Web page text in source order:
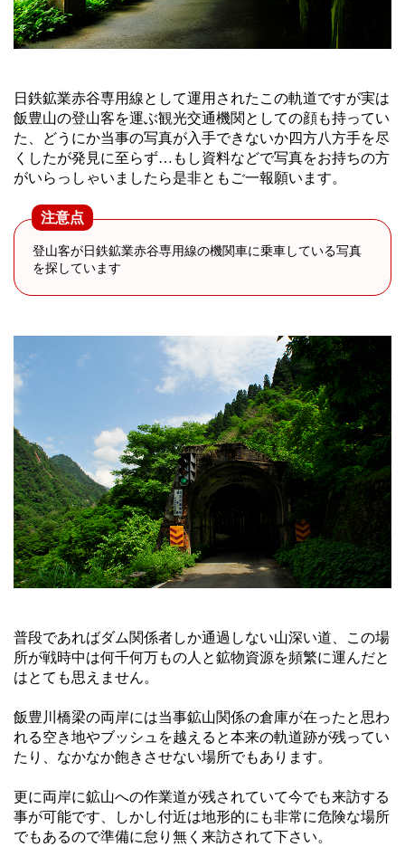
日鉄鉱業赤谷専用線として運用されたこの軌道ですが実は
飯豊山の登山客を運ぶ観光交通機関としての顔も持ってい
た、どうにか当事の写真が入手できないか四方八方手を尽
くしたが発見に至らず…もし資料などで写真をお持ちの方
がいらっしゃいましたら是非ともご一報願います。
注意点
登山客が日鉄鉱業赤谷専用線の機関車に乗車している写真
を探しています
普段であればダム関係者しか通過しない山深い道、この場
所が戦時中は何千何万もの人と鉱物資源を頻繁に運んだと
はとても思えません。
飯豊川橋梁の両岸には当事鉱山関係の倉庫が在ったと思わ
れる空き地やブッシュを越えると本来の軌道跡が残ってい
たり、なかなか飽きさせない場所でもあります。
更に両岸に鉱山への作業道が残されていて今でも来訪する
事が可能です、しかし付近は地形的にも非常に危険な場所
でもあるので準備に怠り無く来訪されて下さい。